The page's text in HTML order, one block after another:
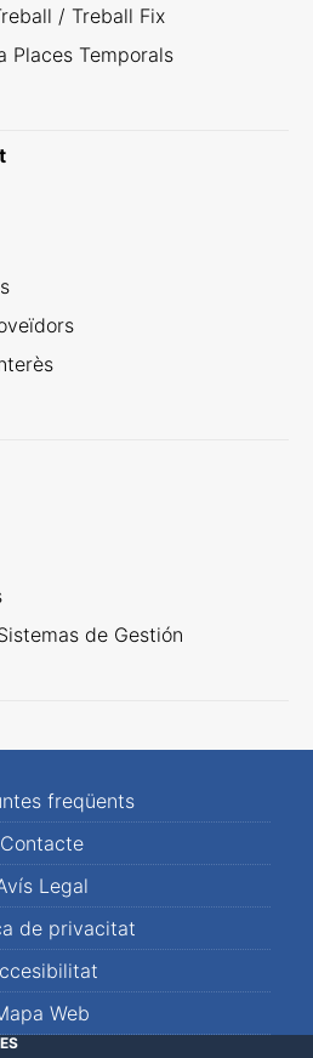
/ Treball Fix
Places Temporals
de Gestión
freqüents
Contacte
Legal
de privacitat
Web